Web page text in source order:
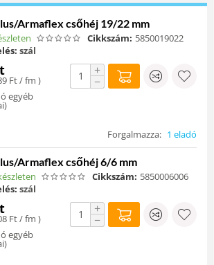
Armaflex csőhéj 19/22 mm
Cikkszám: 5850019022
szál
Ft/ fm )
egyéb
)
+
−
Forgalmazza: 1 eladó
Armaflex csőhéj 6/6 mm
Cikkszám: 5850006006
szál
Ft/ fm )
egyéb
)
+
−